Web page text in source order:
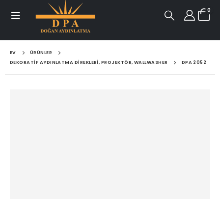
0
EV
ÜRÜNLER
DEKORATIF AYDINLATMA DIREKLERI, PROJEKTÖR, WALLWASHER
DPA 2052